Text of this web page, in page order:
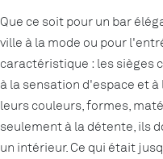
Que ce soit pour un bar
ville à la mode ou pour
caractéristique : les sièges
à la sensation d'espace et
leurs couleurs, formes,
seulement à la détente, ils
un intérieur. Ce qui était